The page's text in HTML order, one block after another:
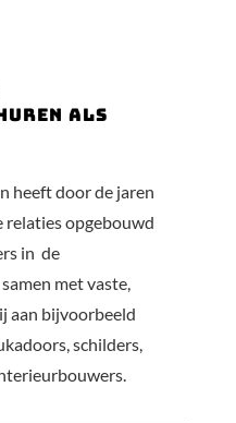
als
heeft door de jaren
relaties opgebouwd
in de
met vaste,
aan bijvoorbeeld
schilders,